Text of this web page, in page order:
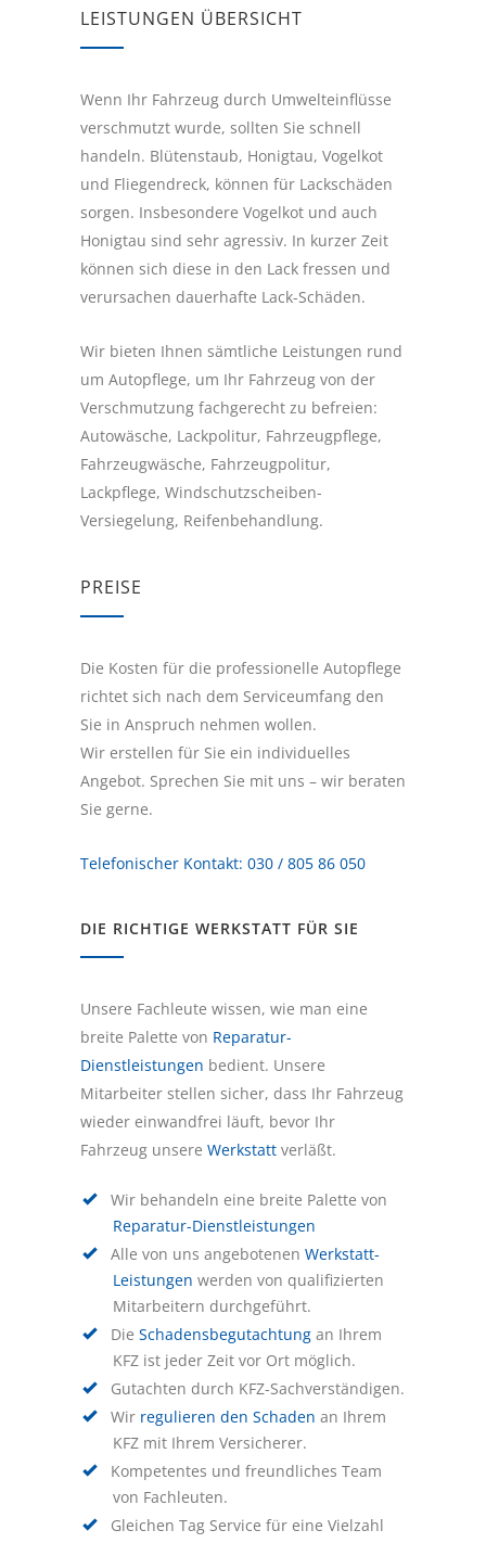
LEISTUNGEN ÜBERSICHT
Wenn Ihr Fahrzeug durch Umwelteinflüsse
verschmutzt wurde, sollten Sie schnell
handeln. Blütenstaub, Honigtau, Vogelkot
und Fliegendreck, können für Lackschäden
sorgen. Insbesondere Vogelkot und auch
Honigtau sind sehr agressiv. In kurzer Zeit
können sich diese in den Lack fressen und
verursachen dauerhafte Lack-Schäden.
Wir bieten Ihnen sämtliche Leistungen rund
um Autopflege, um Ihr Fahrzeug von der
Verschmutzung fachgerecht zu befreien:
Autowäsche, Lackpolitur, Fahrzeugpflege,
Fahrzeugwäsche, Fahrzeugpolitur,
Lackpflege, Windschutzscheiben-
Versiegelung, Reifenbehandlung.
PREISE
Die Kosten für die professionelle Autopflege
richtet sich nach dem Serviceumfang den
Sie in Anspruch nehmen wollen.
Wir erstellen für Sie ein individuelles
Angebot. Sprechen Sie mit uns – wir beraten
Sie gerne.
Telefonischer Kontakt: 030 / 805 86 050
DIE RICHTIGE WERKSTATT FÜR SIE
Unsere Fachleute wissen, wie man eine
breite Palette von Reparatur-
Dienstleistungen bedient. Unsere
Mitarbeiter stellen sicher, dass Ihr Fahrzeug
wieder einwandfrei läuft, bevor Ihr
Fahrzeug unsere Werkstatt verläßt.
Wir behandeln eine breite Palette von
Reparatur-Dienstleistungen
Alle von uns angebotenen Werkstatt-
Leistungen werden von qualifizierten
Mitarbeitern durchgeführt.
Die Schadensbegutachtung an Ihrem
KFZ ist jeder Zeit vor Ort möglich.
Gutachten durch KFZ-Sachverständigen.
Wir regulieren den Schaden an Ihrem
KFZ mit Ihrem Versicherer.
Kompetentes und freundliches Team
von Fachleuten.
Gleichen Tag Service für eine Vielzahl